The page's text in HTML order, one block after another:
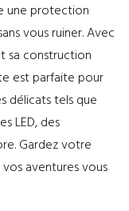
une protection
vous ruiner. Avec
sa construction
est parfaite pour
délicats tels que
LED, des
Gardez votre
aventures vous